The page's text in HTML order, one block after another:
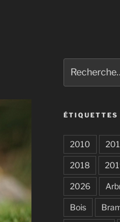
pour
:
ÉTIQUETTES
2010
2018
2026
Bois